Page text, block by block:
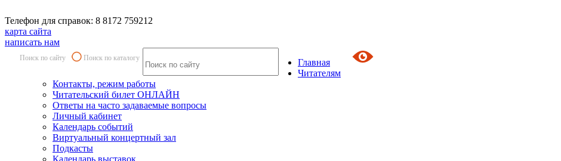
Телефон для справок: 8 8172 759212
карта сайта
написать нам
Поиск по сайту Поиск по каталогу
Главная
Читателям
Контакты, режим работы
Читательский билет ОНЛАЙН
Ответы на часто задаваемые вопросы
Личный кабинет
Календарь событий
Виртуальный концертный зал
Подкасты
Календарь выставок